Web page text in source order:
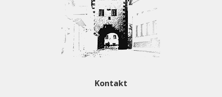
Kontakt